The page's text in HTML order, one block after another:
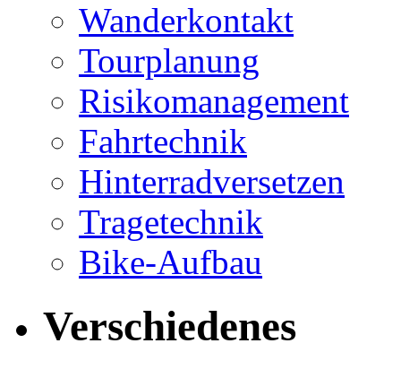
Wanderkontakt
Tourplanung
Risikomanagement
Fahrtechnik
Hinterradversetzen
Tragetechnik
Bike-Aufbau
Verschiedenes